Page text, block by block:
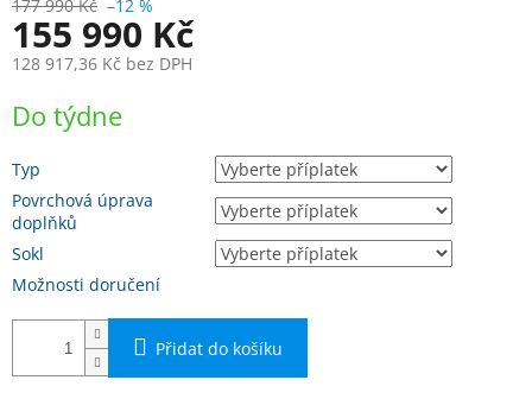
177 990 Kč –12 %
155 990 Kč
128 917,36 Kč bez DPH
cena:
Do týdne
Typ
Povrchová úprava
doplňků
Sokl
Možnosti doručení
Přidat do košíku